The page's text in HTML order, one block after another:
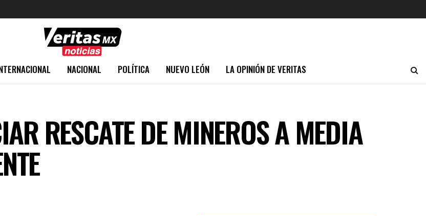
NACIONAL POLÍTICA NUEVO LEÓN LA OPINIÓN DE VERITAS
RESCATE DE MINEROS A MEDIA